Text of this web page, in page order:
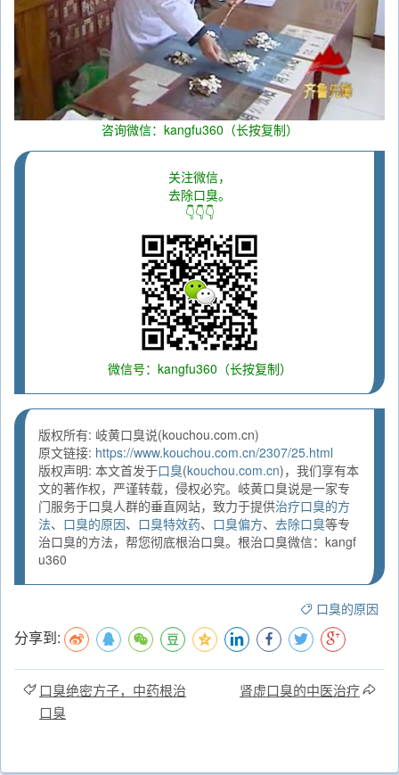
咨询微信：kangfu360（长按复制）
关注微信，
去除口臭。
👇👇👇
微信号：kangfu360（长按复制）
版权所有: 岐黄口臭说(kouchou.com.cn)
原文链接: https://www.kouchou.com.cn/2307/25.html
版权声明: 本文首发于口臭(kouchou.com.cn)，我们享有本
文的著作权，严谨转载，侵权必究。岐黄口臭说是一家专
门服务于口臭人群的垂直网站，致力于提供治疗口臭的方
法、 口臭的原因、 口臭特效药、 口臭偏方、 去除口臭等专
治口臭的方法，帮您彻底根治口臭。根治口臭微信：kangf
u360
口臭的原因
分享到:
口臭绝密方子，中药根治
口臭
肾虚口臭的中医治疗